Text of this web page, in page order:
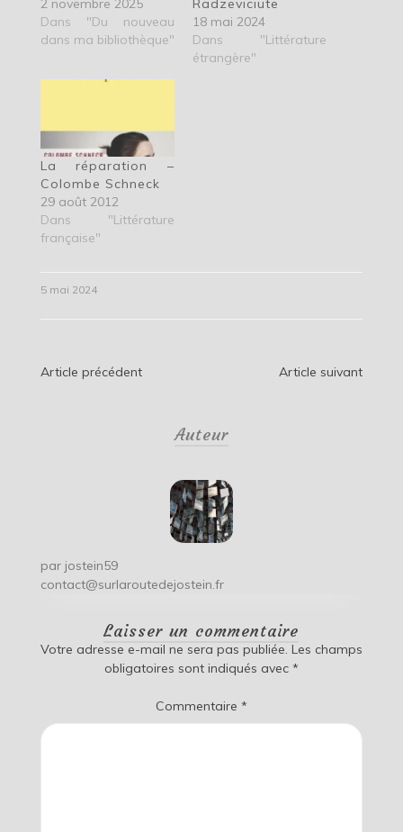
2 novembre 2025
Dans "Du nouveau
dans ma bibliothèque"
Radzeviciute
18 mai 2024
Dans "Littérature
étrangère"
La réparation –
Colombe Schneck
29 août 2012
Dans "Littérature
française"
5 mai 2024
Navigation
Article précédent Article suivant
Auteur
par jostein59
contact@surlaroutedejostein.fr
Laisser un commentaire
Votre adresse e-mail ne sera pas publiée. Les champs
obligatoires sont indiqués avec *
Commentaire *